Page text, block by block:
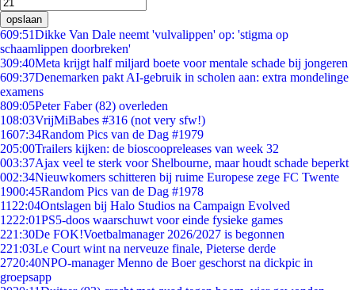
opslaan
609:51Dikke Van Dale neemt 'vulvalippen' op: 'stigma op
schaamlippen doorbreken'
309:40Meta krijgt half miljard boete voor mentale schade bij jongeren
609:37Denemarken pakt AI-gebruik in scholen aan: extra mondelinge
examens
809:05Peter Faber (82) overleden
108:03VrijMiBabes #316 (not very sfw!)
1607:34Random Pics van de Dag #1979
205:00Trailers kijken: de bioscoopreleases van week 32
003:37Ajax veel te sterk voor Shelbourne, maar houdt schade beperkt
002:34Nieuwkomers schitteren bij ruime Europese zege FC Twente
1900:45Random Pics van de Dag #1978
11 22:04Ontslagen bij Halo Studios na Campaign Evolved
1222:01PS5-doos waarschuwt voor einde fysieke games
221:30De FOK!Voetbalmanager 2026/2027 is begonnen
221:03Le Court wint na nerveuze finale, Pieterse derde
2720:40NPO-manager Menno de Boer geschorst na dickpic in
groepsapp